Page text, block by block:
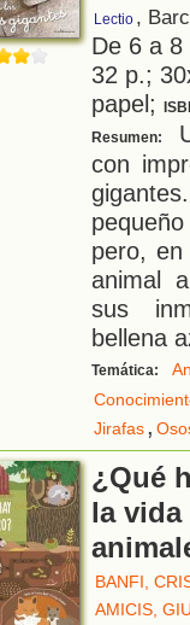
Lectio ,
De 6 a
32 p.;
papel;
Resumen:
con
pero,
animal
sus
bellena
Temática:
Jirafas,
¿Qué
la
BANFI,
AMICIS,